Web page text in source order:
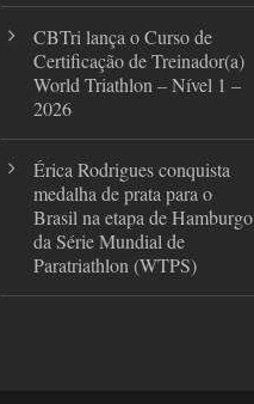
CBTri lança o Curso de
Certificação de Treinador(a)
World Triathlon – Nível 1 –
2026
Érica Rodrigues conquista
medalha de prata para o
Brasil na etapa de Hamburgo
da Série Mundial de
Paratriathlon (WTPS)